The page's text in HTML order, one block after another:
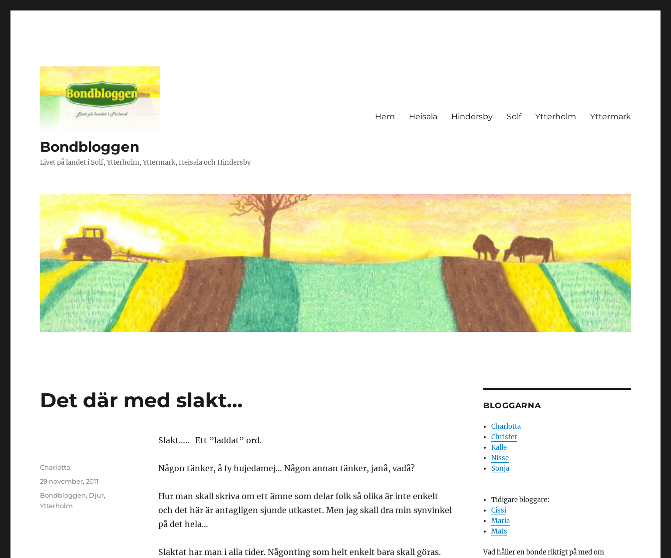
Bondbloggen
Livet på landet i Solf, Ytterholm, Yttermark, Heisala och Hindersby
Hem Heisala Hindersby Solf Ytterholm Yttermark
Det där med slakt…
Slakt….. Ett ”laddat” ord.
Någon tänker, å fy hujedamej… Någon annan tänker, janå, vadå?
Hur man skall skriva om ett ämne som delar folk så olika är inte enkelt
och det här är antagligen sjunde utkastet. Men jag skall dra min synvinkel
på det hela…
Slaktat har man i alla tider. Någonting som helt enkelt bara skall göras.
Författare
Charlotta
Publicerat
29 november, 2011
Kategorier
Bondbloggen, Djur,
Ytterholm
BLOGGARNA
Charlotta
Christer
Kalle
Nisse
Sonja
Tidigare bloggare:
Cissi
Maria
Mats
Vad håller en bonde riktigt på med om